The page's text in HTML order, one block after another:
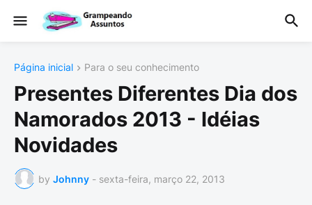
Página inicial Para o seu conhecimento
Presentes Diferentes Dia dos
Namorados 2013 - Idéias
Novidades
by Johnny - sexta-feira, março 22, 2013